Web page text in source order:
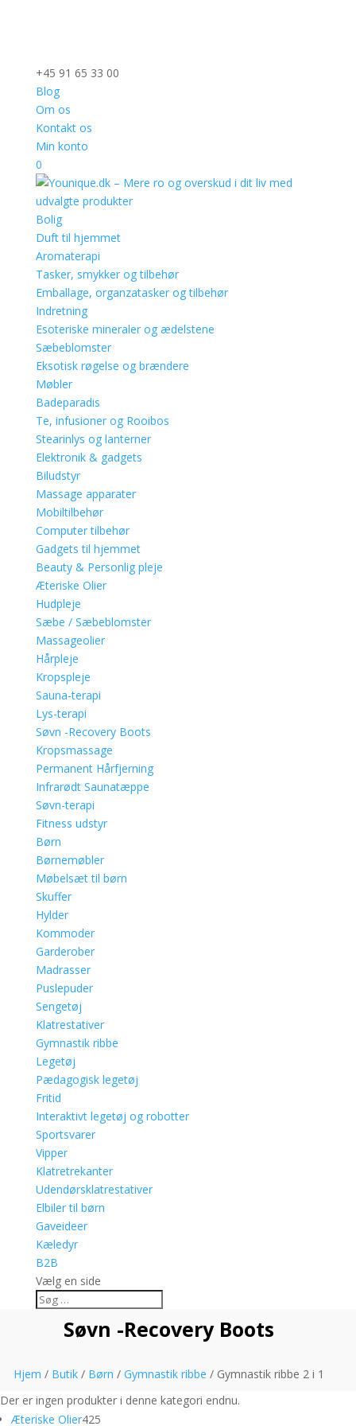
+45 91 65 33 00
Blog
Om os
Kontakt os
Min konto
0
Bolig
Duft til hjemmet
Aromaterapi
Tasker, smykker og tilbehør
Emballage, organzatasker og tilbehør
Indretning
Esoteriske mineraler og ædelstene
Sæbeblomster
Eksotisk røgelse og brændere
Møbler
Badeparadis
Te, infusioner og Rooibos
Stearinlys og lanterner
Elektronik & gadgets
Biludstyr
Massage apparater
Mobiltilbehør
Computer tilbehør
Gadgets til hjemmet
Beauty & Personlig pleje
Æteriske Olier
Hudpleje
Sæbe / Sæbeblomster
Massageolier
Hårpleje
Kropspleje
Sauna-terapi
Lys-terapi
Søvn -Recovery Boots
Kropsmassage
Permanent Hårfjerning
Infrarødt Saunatæppe
Søvn-terapi
Fitness udstyr
Børn
Børnemøbler
Møbelsæt til børn
Skuffer
Hylder
Kommoder
Garderober
Madrasser
Puslepuder
Sengetøj
Klatrestativer
Gymnastik ribbe
Legetøj
Pædagogisk legetøj
Fritid
Interaktivt legetøj og robotter
Sportsvarer
Vipper
Klatretrekanter
Udendørsklatrestativer
Elbiler til børn
Gaveideer
Kæledyr
B2B
Vælg en side
Søvn -Recovery Boots
Hjem / Butik / Børn /Gymnastik ribbe / Gymnastik ribbe 2 i 1
Der er ingen produkter i denne kategori endnu.
Æteriske Olier425